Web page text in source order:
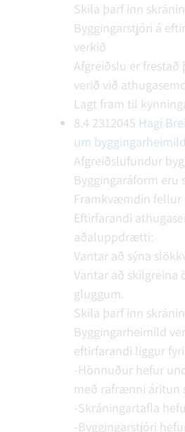
Skila þarf inn
Byggingarstjóri á
verkið
Afgreiðslu er
verið við
Lagt fram til
8.4 2312045 Hagi
um
Afgreiðslufundur
Byggingaráform eru
Framkvæmdin fellur
Eftirfarandi
aðaluppdrætti:
Vantar að sýna
Vantar að skilgreina
gluggum.
Skila þarf inn
Byggingarheimild
eftirfarandi liggur
-Hönnuður hefur
með rafrænni áritun
-Skráningartafla
-Byggingarstjóri